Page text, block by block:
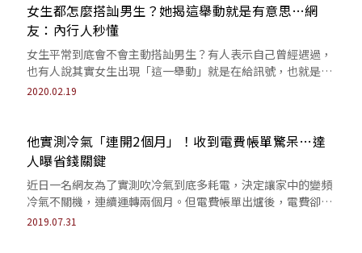
女生都怎麼搭訕男生？她揭這舉動就是有意思…網
友：內行人秒懂
女生平常到底會不會主動搭訕男生？有人表示自己曾經遇過，
也有人說其實女生出現「這一舉動」就是在給訊號，也就是對
你有意思！
2020.02.19
他實測冷氣「連開2個月」！收到電費帳單驚呆…達
人曝省錢關鍵
近日一名網友為了實測吹冷氣到底多耗電，決定讓家中的變頻
冷氣不關機，連續運轉兩個月。但電費帳單出爐後，電費卻比
他預期的便宜上許多，讓大家驚訝不已。
2019.07.31